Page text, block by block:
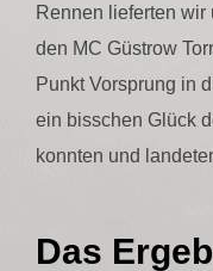
Rennen lieferten
den MC Güstrow
Punkt Vorsprung in
ein bisschen Glück
konnten und
Das